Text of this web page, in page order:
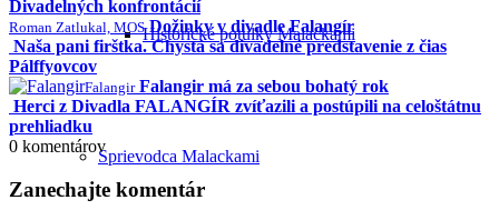
Historické potulky Malackami
Sprievodca Malackami
Divadelných konfrontácií
Roman Zatlukal, MOS Dožinky v divadle Falangír
Naša pani firštka. Chystá sa divadelné predstavenie z čias
Pálffyovcov
Falangir Falangir má za sebou bohatý rok
Herci z Divadla FALANGÍR zvíťazili a postúpili na celoštátnu
prehliadku
0 komentárov
Zanechajte komentár